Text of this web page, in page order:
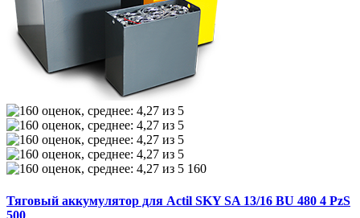
160
Тяговый аккумулятор для Actil SKY SA 13/16 BU 480 4 PzS
500